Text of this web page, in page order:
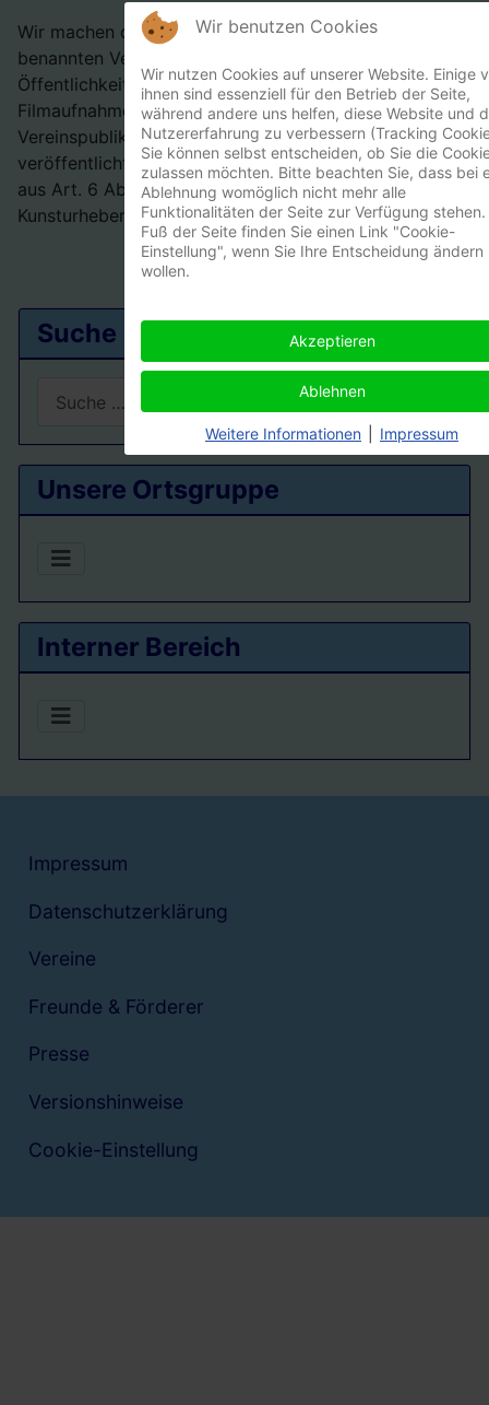
Suche
Type 2 or more characters for results.
Unsere Ortsgruppe
Interner Bereich
Wir machen darauf aufmerksam, dass auf der hier
benannten Veranstaltung zum Zwecke der
Öffentlichkeitsarbeit und Dokumentation Foto- und
Filmaufnahmen gemacht werden, die in unseren
Vereinspublikationen und auf unserer Internetseite
veröffentlicht werden. Die Rechtmäßigkeit ergibt sich
aus Art. 6 Abs. 1 Lit b und f DSGVO und dem
Kunsturhebergesetz.
Impressum
Datenschutzerklärung
Vereine
Freunde & Förderer
Presse
Versionshinweise
Cookie-Einstellung
Wir benutzen Cookies
Wir nutzen Cookies auf unserer Website. Einige
ihnen sind essenziell für den Betrieb der Seite,
während andere uns helfen, diese Website und
Nutzererfahrung zu verbessern (Tracking
Sie können selbst entscheiden, ob Sie die
zulassen möchten. Bitte beachten Sie, dass bei
Ablehnung womöglich nicht mehr alle
Funktionalitäten der Seite zur Verfügung stehen.
Fuß der Seite finden Sie einen Link "Cookie-
Einstellung", wenn Sie Ihre Entscheidung ändern
wollen.
Akzeptieren
Ablehnen
Weitere Informationen Impressum